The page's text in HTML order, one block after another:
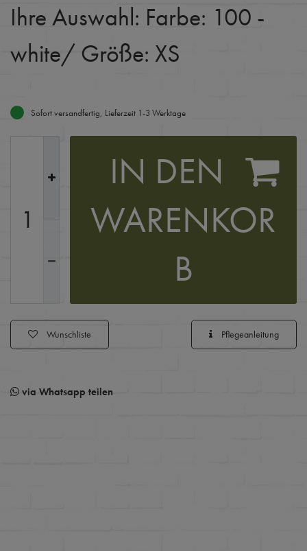
Ihre Auswahl: Farbe: 100 -
white/ Größe: XS
Sofort versandfertig, Lieferzeit 1-3 Werktage
IN DEN
WARENKOR
B
Wunschliste Pflegeanleitung
via Whatsapp teilen